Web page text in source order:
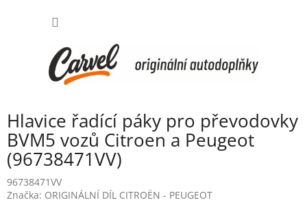
Hlavice řadící páky pro převodovky
BVM5 vozů Citroen a Peugeot
(96738471VV)
96738471VV
Značka: ORIGINÁLNÍ DÍL CITROËN - PEUGEOT